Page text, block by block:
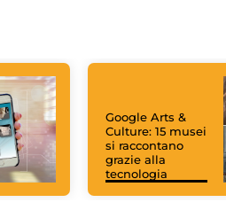
Google Arts &
Culture: 15 musei
si raccontano
grazie alla
tecnologia